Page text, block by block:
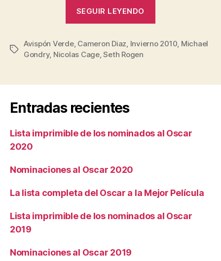
SEGUIR LEYENDO
la
Etiquetas
Avispón Verde, Cameron Diaz, Invierno 2010, Michael
Gondry, Nicolas Cage,Seth Rogen
Entradas recientes
Lista imprimible de los nominados al Oscar
2020
Nominaciones al Oscar 2020
La lista completa del Oscar a la Mejor Película
Lista imprimible de los nominados al Oscar
2019
Nominaciones al Oscar 2019